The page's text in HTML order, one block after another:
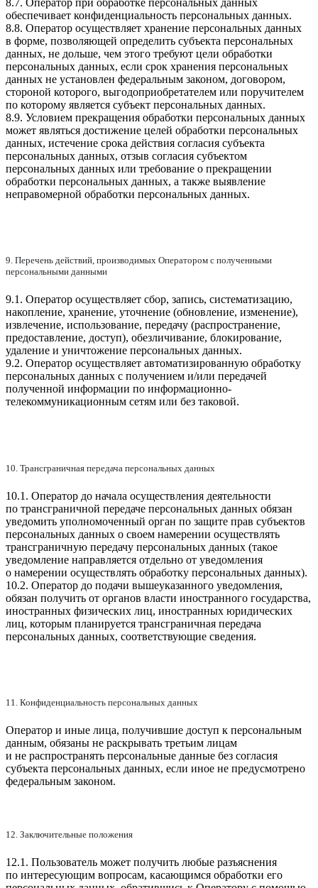
8.7. Оператор при обработке персональных данных
обеспечивает конфиденциальность персональных данных.
8.8. Оператор осуществляет хранение персональных данных
в форме, позволяющей определить субъекта персональных
данных, не дольше, чем этого требуют цели обработки
персональных данных, если срок хранения персональных
данных не установлен федеральным законом, договором,
стороной которого, выгодоприобретателем или поручителем
по которому является субъект персональных данных.
8.9. Условием прекращения обработки персональных данных
может являться достижение целей обработки персональных
данных, истечение срока действия согласия субъекта
персональных данных, отзыв согласия субъектом
персональных данных или требование о прекращении
обработки персональных данных, а также выявление
неправомерной обработки персональных данных.
9. Перечень действий, производимых Оператором с полученными
персональными данными
9.1. Оператор осуществляет сбор, запись, систематизацию,
накопление, хранение, уточнение (обновление, изменение),
извлечение, использование, передачу (распространение,
предоставление, доступ), обезличивание, блокирование,
удаление и уничтожение персональных данных.
9.2. Оператор осуществляет автоматизированную обработку
персональных данных с получением и/или передачей
полученной информации по информационно-
телекоммуникационным сетям или без таковой.
10. Трансграничная передача персональных данных
10.1. Оператор до начала осуществления деятельности
по трансграничной передаче персональных данных обязан
уведомить уполномоченный орган по защите прав субъектов
персональных данных о своем намерении осуществлять
трансграничную передачу персональных данных (такое
уведомление направляется отдельно от уведомления
о намерении осуществлять обработку персональных данных).
10.2. Оператор до подачи вышеуказанного уведомления,
обязан получить от органов власти иностранного государства,
иностранных физических лиц, иностранных юридических
лиц, которым планируется трансграничная передача
персональных данных, соответствующие сведения.
11. Конфиденциальность персональных данных
Оператор и иные лица, получившие доступ к персональным
данным, обязаны не раскрывать третьим лицам
и не распространять персональные данные без согласия
субъекта персональных данных, если иное не предусмотрено
федеральным законом.
12. Заключительные положения
12.1. Пользователь может получить любые разъяснения
по интересующим вопросам, касающимся обработки его